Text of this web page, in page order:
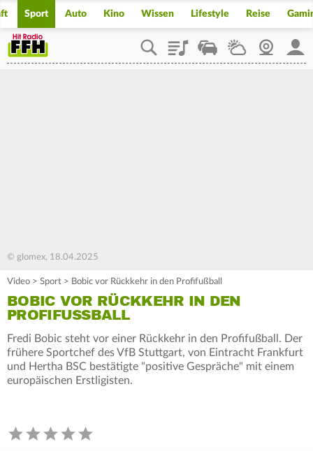
Sport Auto Kino Wissen Lifestyle Reise
PlaylistStaupilotWetterWebcam
© glomex, 18.04.2025
Video > Sport > Bobic vor Rückkehr in den Profifußball
BOBIC VOR RÜCKKEHR IN DEN
PROFIFUSSBALL
Fredi Bobic steht vor einer Rückkehr in den Profifußball. Der
frühere Sportchef des VfB Stuttgart, von Eintracht Frankfurt
und Hertha BSC bestätigte "positive Gespräche" mit einem
europäischen Erstligisten.